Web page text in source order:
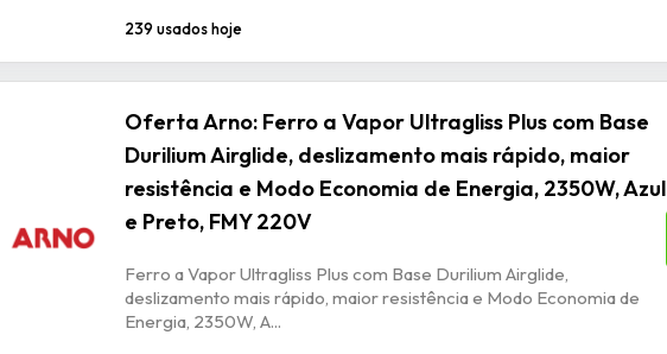
239 usados hoje
Oferta Arno: Ferro a Vapor Ultragliss Plus com Base
Durilium Airglide, deslizamento mais rápido, maior
resistência e Modo Economia de Energia, 2350W, Azul
e Preto, FMY 220V
Ferro a Vapor Ultragliss Plus com Base Durilium Airglide,
deslizamento mais rápido, maior resistência e Modo Economia de
Energia, 2350W, A...